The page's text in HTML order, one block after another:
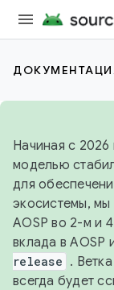
Начиная с 2026
моделью
для
экосистемы, мы
AOSP во 2-м и
вклада в AOSP
release . Ветка
всегда будет